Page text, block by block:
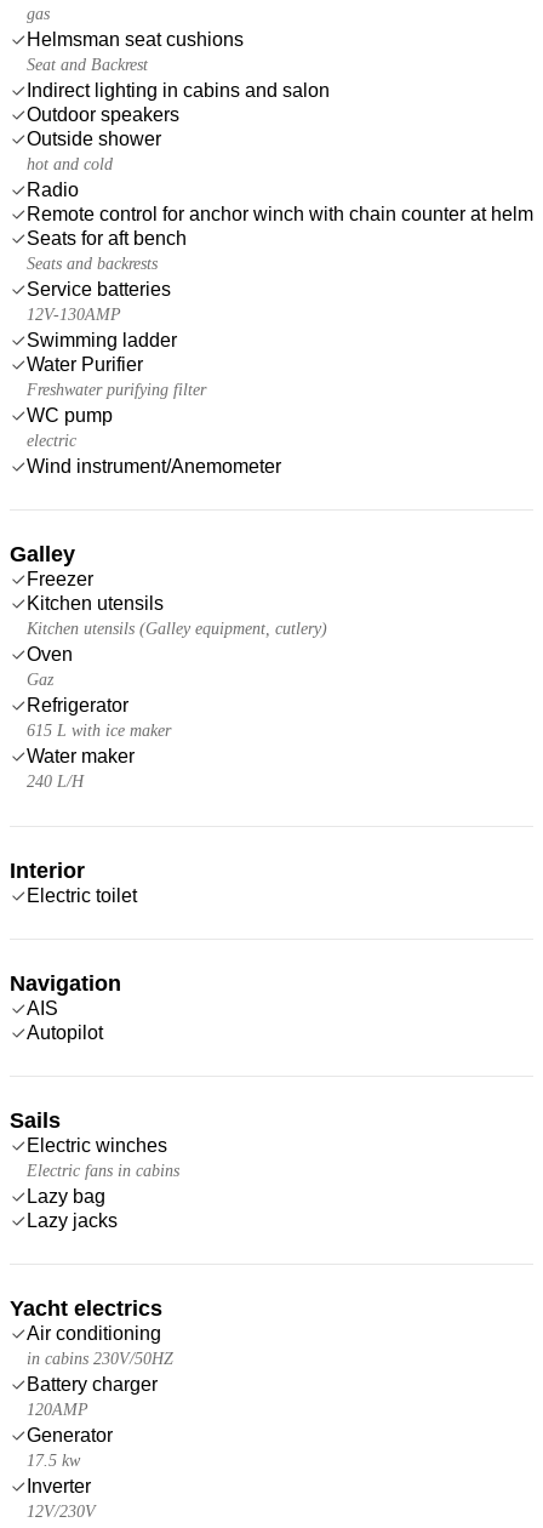
gas
Helmsman seat cushions
Seat and Backrest
Indirect lighting in cabins and salon
Outdoor speakers
Outside shower
hot and cold
Radio
Remote control for anchor winch with chain counter at helm
Seats for aft bench
Seats and backrests
Service batteries
12V-130AMP
Swimming ladder
Water Purifier
Freshwater purifying filter
WC pump
electric
Wind instrument/Anemometer
Galley
Freezer
Kitchen utensils
Kitchen utensils (Galley equipment, cutlery)
Oven
Gaz
Refrigerator
615 L with ice maker
Water maker
240 L/H
Interior
Electric toilet
Navigation
AIS
Autopilot
Sails
Electric winches
Electric fans in cabins
Lazy bag
Lazy jacks
Yacht electrics
Air conditioning
in cabins 230V/50HZ
Battery charger
120AMP
Generator
17.5 kw
Inverter
12V/230V